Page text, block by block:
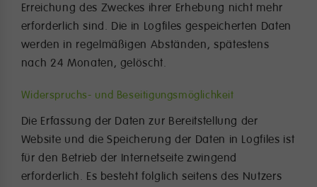
Erreichung des Zweckes ihrer Erhebung nicht mehr
erforderlich sind. Die in Logfiles gespeicherten Daten
werden in regelmäßigen Abständen, spätestens
nach 24 Monaten, gelöscht.
Widerspruchs- und Beseitigungsmöglichkeit
Die Erfassung der Daten zur Bereitstellung der
Website und die Speicherung der Daten in Logfiles ist
für den Betrieb der Internetseite zwingend
erforderlich. Es besteht folglich seitens des Nutzers